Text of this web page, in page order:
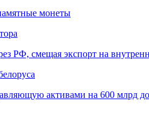
монеты
РФ, смещая экспорт на
активами на 600 млрд